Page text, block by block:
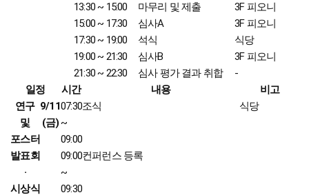
13:30 ~ 15:00
마무리 및 제출
3F 피오니
15:00 ~ 17:30
심사A
3F 피오니
17:30 ~ 19:00
석식
식당
19:00 ~ 21:30
심사B
3F 피오니
21:30 ~ 22:30
심사 평가 결과 취합
-
일정
시간 내용
비고
연구
및
포스터
발표회
·
시상식
9/11
(금)
07:30
~
09:00
조식 식당
09:00
~
09:30
컨퍼런스 등록